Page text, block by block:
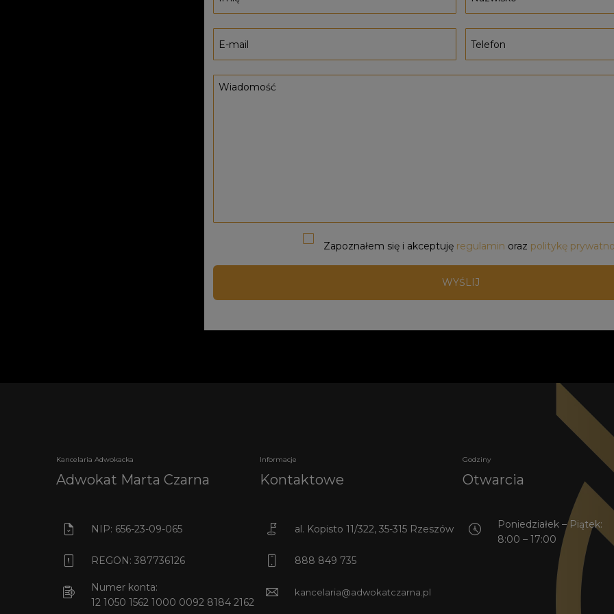
Zapoznałem się i akceptuję regulamin oraz politykę
Kancelaria Adwokacka
Adwokat Marta Czarna
NIP: 656-23-09-065
REGON: 387736126
Numer konta:
12 1050 1562 1000 0092 8184 2162
Informacje
Kontaktowe
al. Kopisto 11/322, 35-315 Rzeszów
888 849 735
kancelaria@adwokatczarna.pl
Godziny
Otwarcia
Poniedziałek – Piątek:
8:00 – 17:00